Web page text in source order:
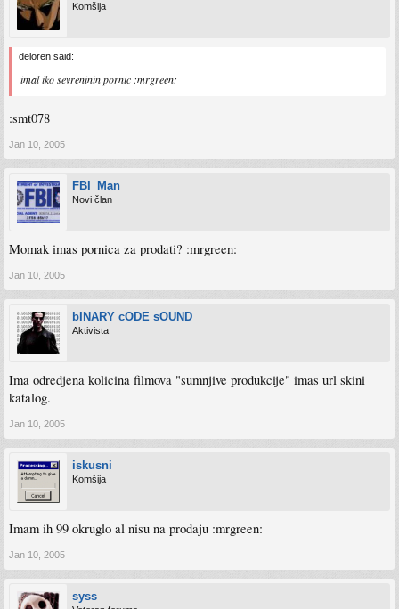
Komšija
deloren said:
imal iko sevreninin pornic :mrgreen:
:smt078
Jan 10, 2005
FBI_Man
Novi član
Momak imas pornica za prodati? :mrgreen:
Jan 10, 2005
bINARY cODE sOUND
Aktivista
Ima odredjena kolicina filmova "sumnjive produkcije" imas url skini
katalog.
Jan 10, 2005
iskusni
Komšija
Imam ih 99 okruglo al nisu na prodaju :mrgreen:
Jan 10, 2005
syss